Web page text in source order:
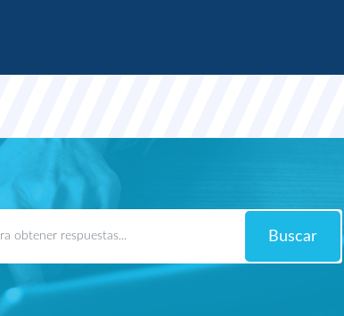
Buscar